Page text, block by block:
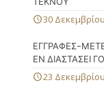
30
ΕΓΓΡΑΦΕΣ-
ΕΝ ΔΙΑΣΤΑΣΕΙ
23